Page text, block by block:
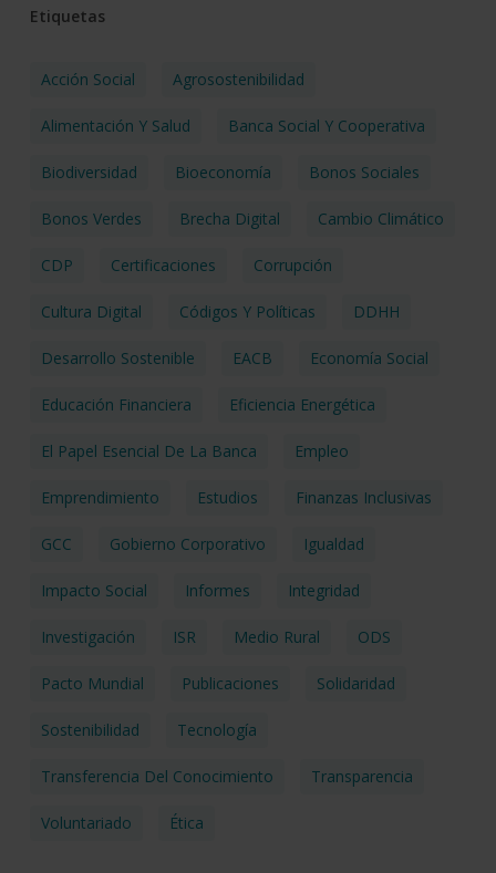
Etiquetas
Acción Social Agrosostenibilidad
Alimentación Y Salud Banca Social Y Cooperativa
Biodiversidad Bioeconomía Bonos Sociales
Bonos Verdes Brecha Digital Cambio Climático
CDP Certificaciones Corrupción
Cultura Digital Códigos Y Políticas DDHH
Desarrollo Sostenible EACB Economía Social
Educación Financiera Eficiencia Energética
El Papel Esencial De La Banca Empleo
Emprendimiento Estudios Finanzas Inclusivas
GCC Gobierno Corporativo Igualdad
Impacto Social Informes Integridad
Investigación ISR Medio Rural ODS
Pacto Mundial Publicaciones Solidaridad
Sostenibilidad Tecnología
Transferencia Del Conocimiento Transparencia
Voluntariado Ética